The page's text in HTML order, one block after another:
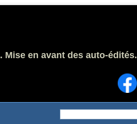
en avant des auto-édités.